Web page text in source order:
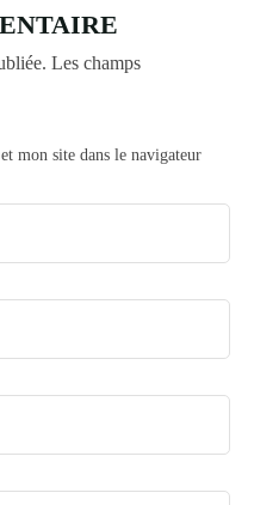
Les champs
mon site dans le navigateur